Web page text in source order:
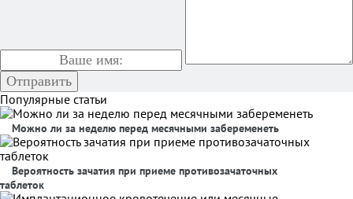
Популярные статьи
Можно ли за неделю перед месячными забеременеть
Вероятность зачатия при приеме противозачаточных
таблеток